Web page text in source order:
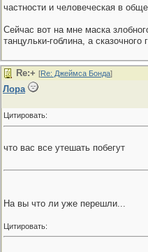
частности и человеческая в
Сейчас вот на мне маска
танцульки-гоблина, а сказочного
Re:+ [Re: Джеймса Бонда]
Лора
Цитировать:
что вас все утешать побегут
На вы что ли уже перешли...
Цитировать: